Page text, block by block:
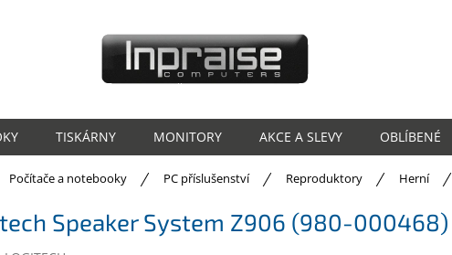
TISKÁRNY MONITORY AKCE A SLEVY OBLÍBENÉ
Počítače a notebooky PC příslušenství Reproduktory Herní
Speaker System Z906 (980-000468)